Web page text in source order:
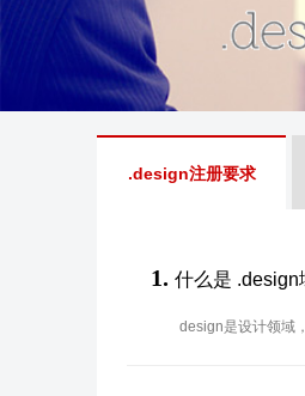
.design注册要求
1. 什么是 .design
design是设计领域